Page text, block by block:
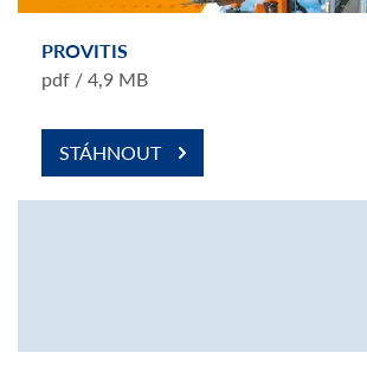
PROVITIS
pdf / 4,9 MB
STÁHNOUT